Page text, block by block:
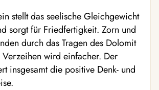
stellt das seelische Gleichgewicht
sorgt für Friedfertigkeit. Zorn und
durch das Tragen des Dolomit
Verzeihen wird einfacher. Der
insgesamt die positive Denk- und